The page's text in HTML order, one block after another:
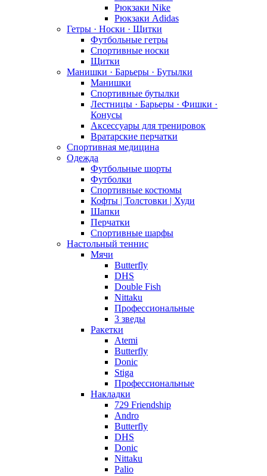
Рюкзаки Nike
Рюкзаки Adidas
Гетры · Носки · Щитки
Футбольные гетры
Спортивные носки
Щитки
Манишки · Барьеры · Бутылки
Манишки
Спортивные бутылки
Лестницы · Барьеры · Фишки ·
Конусы
Аксессуары для тренировок
Вратарские перчатки
Спортивная медицина
Одежда
Футбольные шорты
Футболки
Спортивные костюмы
Кофты | Толстовки | Худи
Шапки
Перчатки
Спортивные шарфы
Настольный теннис
Мячи
Butterfly
DHS
Double Fish
Nittaku
Профессиональные
3 зведы
Ракетки
Atemi
Butterfly
Donic
Stiga
Профессиональные
Накладки
729 Friendship
Andro
Butterfly
DHS
Donic
Nittaku
Palio